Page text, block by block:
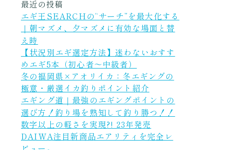
最近の投稿
エギ王SEARCHの“サーチ”を最大化する
｜朝マズメ、夕マズメに有効な場面と替
え時
【状況別エギ選定方法】迷わないおすす
めエギ5本（初心者〜中級者）
冬の福岡県×アオリイカ：冬エギングの
極意・厳選イカ釣りポイント紹介
エギング道｜最強のエギングポイントの
選び方！釣り場を熟知して釣り勝つ！！
数字以上の軽さを実現?! 23年発売
DAIWA注目新商品エアリティを完全レ